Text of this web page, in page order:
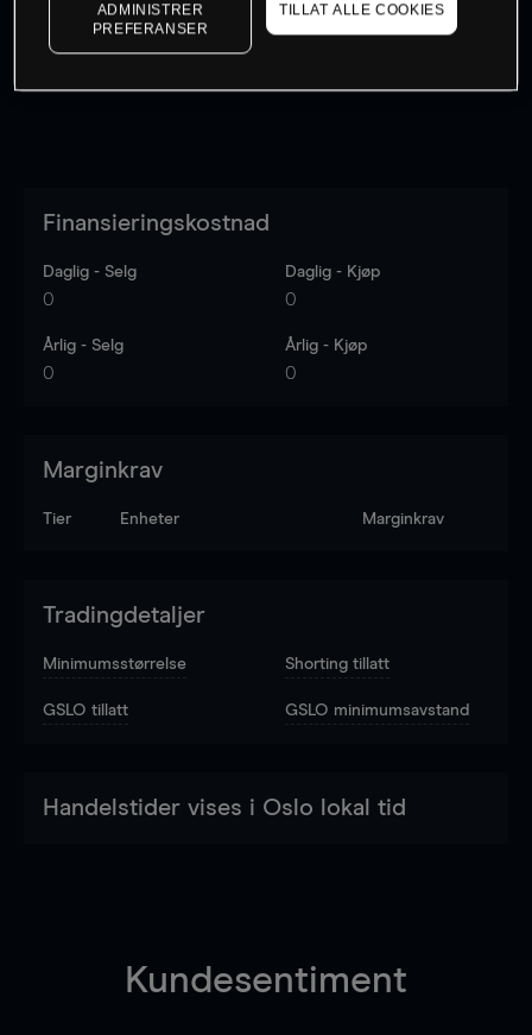
Kursene er veiledende. to see latest market data
Finansieringskostnad
Daglig - Selg
0
Daglig - Kjøp
0
Årlig - Selg
0
Årlig - Kjøp
0
Marginkrav
Tier Enheter Marginkrav
Tradingdetaljer
Minimumsstørrelse Shorting tillatt
GSLO tillatt GSLO minimumsavstand
Handelstider vises i Oslo lokal tid
Kundesentiment
ADMINISTRER
PREFERANSER
TILLAT ALLE COOKIES